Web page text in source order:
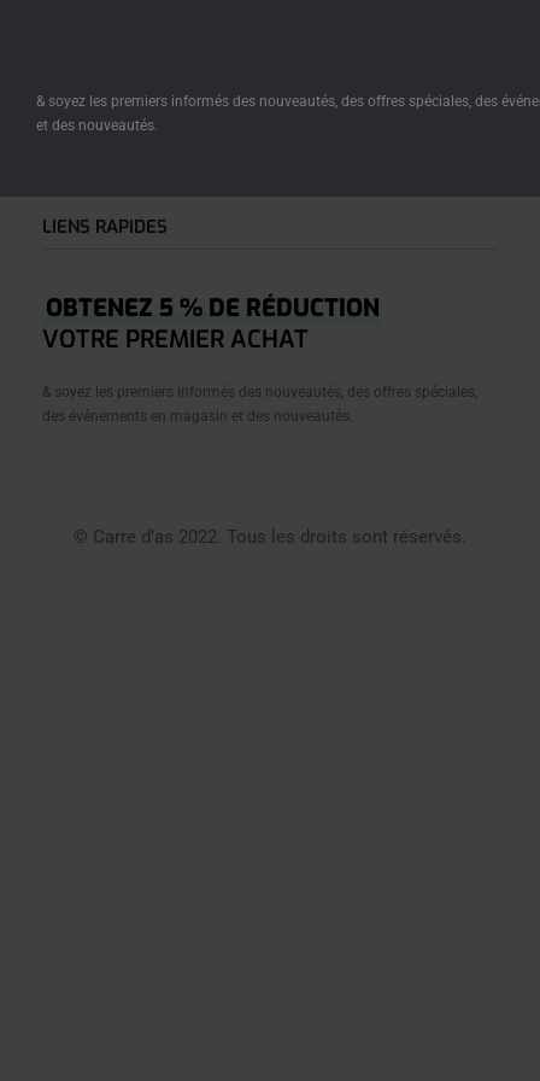
l’importance d’être soi-même et d’être fidèle à ce qu’on
représente.
LIENS RAPIDES
Accueil
Â Propos
Créations
OBTENEZ 5 % DE RÉDUCTION
VOTRE PREMIER ACHAT
& soyez les premiers informés des nouveautés, des offres spéciales,
des événements en magasin et des nouveautés.
© Carre d’as 2022. Tous les droits sont réservés.
& soyez les premiers informés des nouveautés, des offres spéciales, des
et des nouveautés.